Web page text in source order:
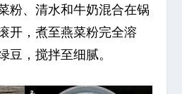
粉、清水和牛奶混合在锅
开，煮至燕菜粉完全溶
豆，搅拌至细腻。